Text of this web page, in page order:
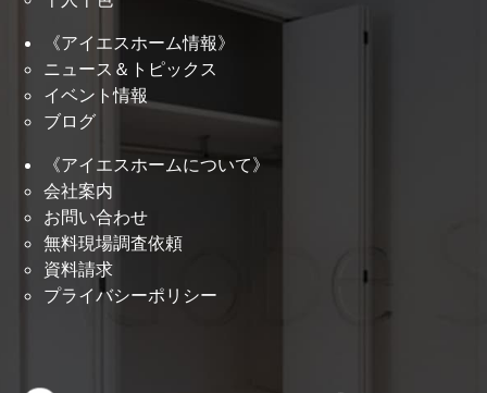
《アイエスホーム情報》
ニュース＆トピックス
イベント情報
ブログ
《アイエスホームについて》
会社案内
お問い合わせ
無料現場調査依頼
資料請求
プライバシーポリシー